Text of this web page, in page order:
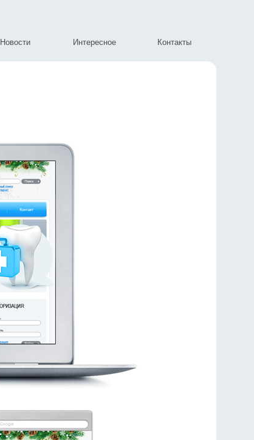
Новости Интересное Контакты